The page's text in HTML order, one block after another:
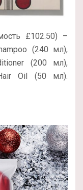
£102.50) –
(240 мл),
(200 мл),
Oil (50 мл).